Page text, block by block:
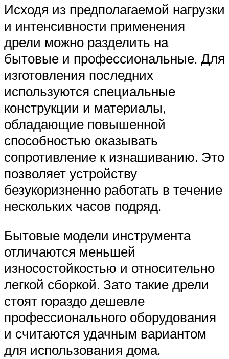
Исходя из предполагаемой нагрузки
и интенсивности применения
дрели можно разделить на
бытовые и профессиональные. Для
изготовления последних
используются специальные
конструкции и материалы,
обладающие повышенной
способностью оказывать
сопротивление к изнашиванию. Это
позволяет устройству
безукоризненно работать в течение
нескольких часов подряд.
Бытовые модели инструмента
отличаются меньшей
износостойкостью и относительно
легкой сборкой. Зато такие дрели
стоят гораздо дешевле
профессионального оборудования
и считаются удачным вариантом
для использования дома.